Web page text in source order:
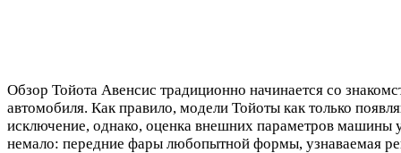
Обзор Тойота Авенсис традиционно начинается со
автомобиля. Как правило, модели Тойоты как только
исключение, однако, оценка внешних параметров машины
немало: передние фары любопытной формы, узнаваемая